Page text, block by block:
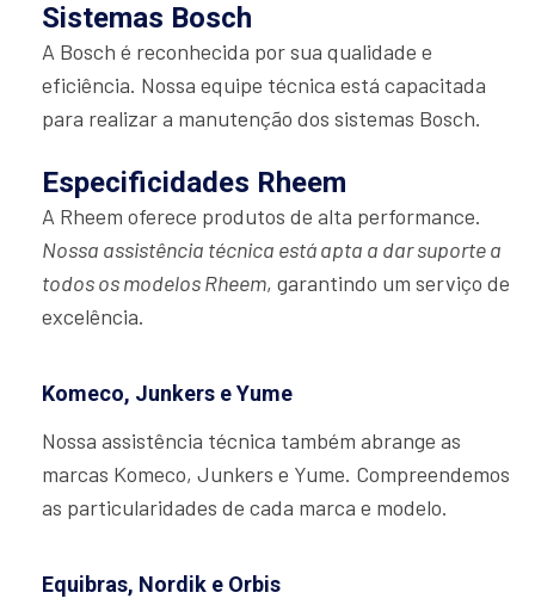
Sistemas Bosch
A Bosch é reconhecida por sua qualidade e
eficiência. Nossa equipe técnica está capacitada
para realizar a manutenção dos sistemas Bosch.
Especificidades Rheem
A Rheem oferece produtos de alta performance.
Nossa assistência técnica está apta a dar suporte a
todos os modelos Rheem, garantindo um serviço de
excelência.
Komeco, Junkers e Yume
Nossa assistência técnica também abrange as
marcas Komeco, Junkers e Yume. Compreendemos
as particularidades de cada marca e modelo.
Equibras, Nordik e Orbis